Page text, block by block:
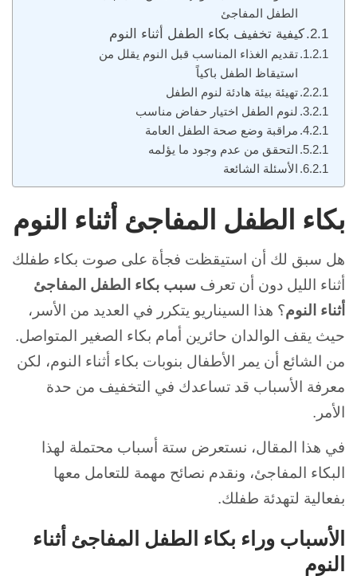
الطفل المفاجئ
كيفية تخفيف بكاء الطفل أثناء النوم
تقديم الغذاء المناسب قبل النوم يقلل من
استيقاظ الطفل باكياً
تهيئة بيئة هادئة لنوم الطفل
لنوم الطفل اختيار حفاض مناسب
مراقبة وضع صحة الطفل العامة
التحقق من عدم وجود ما يؤلمه
الأسئلة الشائعة
بكاء الطفل المفاجئ أثناء النوم
هل سبق لك أن استيقظت فجأة على صوت بكاء طفلك
أثناء الليل دون أن تعرف سبب بكاء الطفل المفاجئ
أثناء النوم؟ هذا السيناريو يتكرر في العديد من الأسر،
حيث يقف الوالدان حائرين أمام بكاء الصغير المتواصل.
من الشائع أن يمر الأطفال بنوبات بكاء أثناء النوم، لكن
معرفة الأسباب قد تساعدك في التخفيف من حدة
الأمر.
في هذا المقال، نستعرض ستة أسباب محتملة لهذا
البكاء المفاجئ، ونقدم نصائح مهمة للتعامل معها
بفعالية لتهدئة طفلك.
الأسباب وراء بكاء الطفل المفاجئ أثناء
النوم